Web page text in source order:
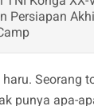
Persiapan
Seorang
punya apa-